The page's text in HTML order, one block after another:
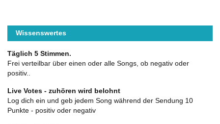
Wissenswertes
Täglich 5 Stimmen.
Frei verteilbar über einen oder alle Songs, ob negativ oder
positiv..
Live Votes - zuhören wird belohnt
Log dich ein und geb jedem Song während der Sendung 10
Punkte - positiv oder negativ